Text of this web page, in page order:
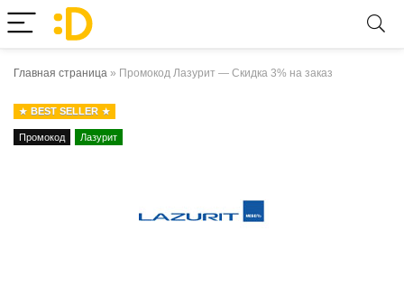
Главная страница » Промокод Лазурит — Скидка 3% на заказ
BEST SELLER
Промокод Лазурит